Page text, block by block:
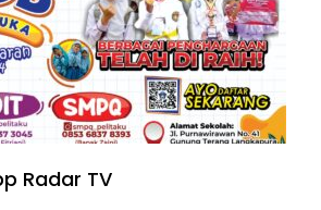
Radar TV